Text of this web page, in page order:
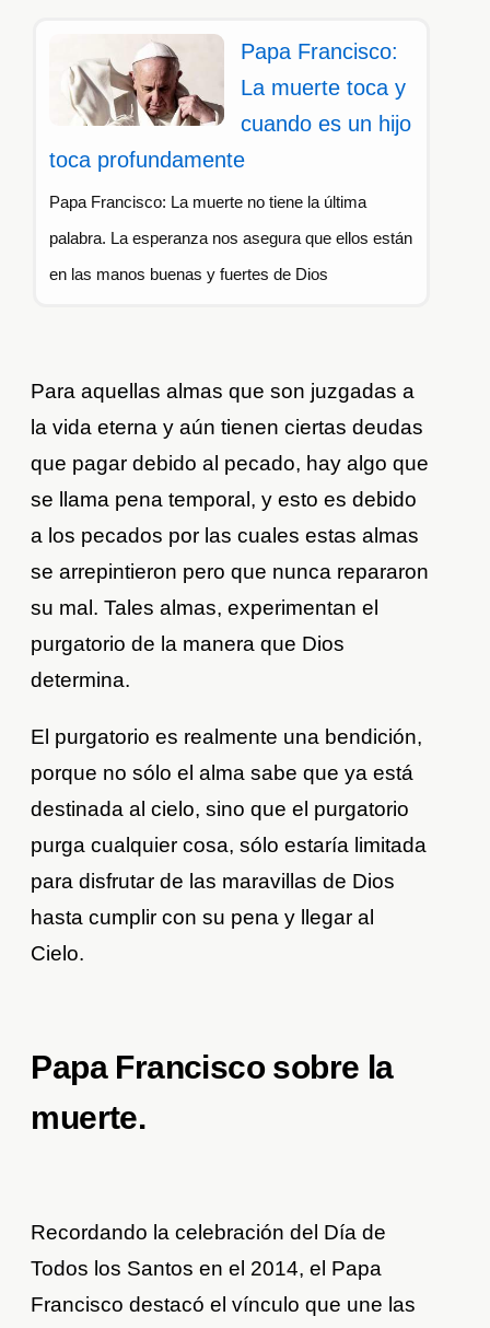
Papa Francisco:
La muerte toca y
cuando es un hijo
toca profundamente
Papa Francisco: La muerte no tiene la última
palabra. La esperanza nos asegura que ellos están
en las manos buenas y fuertes de Dios
Para aquellas almas que son juzgadas a
la vida eterna y aún tienen ciertas deudas
que pagar debido al pecado, hay algo que
se llama pena temporal, y esto es debido
a los pecados por las cuales estas almas
se arrepintieron pero que nunca repararon
su mal. Tales almas, experimentan el
purgatorio de la manera que Dios
determina.
El purgatorio es realmente una bendición,
porque no sólo el alma sabe que ya está
destinada al cielo, sino que el purgatorio
purga cualquier cosa, sólo estaría limitada
para disfrutar de las maravillas de Dios
hasta cumplir con su pena y llegar al
Cielo.
Papa Francisco sobre la
muerte.
Recordando la celebración del Día de
Todos los Santos en el 2014, el Papa
Francisco destacó el vínculo que une las